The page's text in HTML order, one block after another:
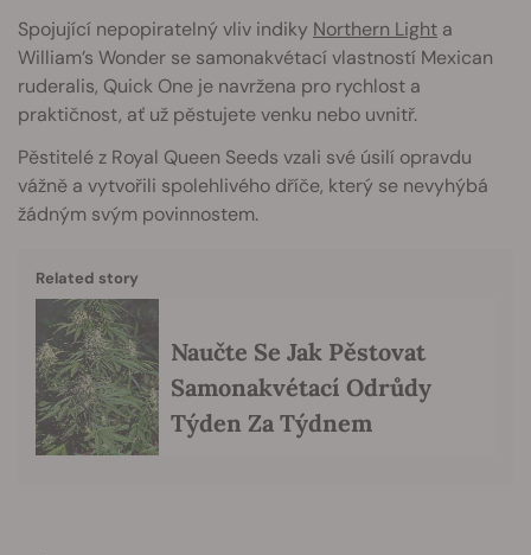
Spojující nepopiratelný vliv indiky Northern Light a
William’s Wonder se samonakvétací vlastností Mexican
ruderalis, Quick One je navržena pro rychlost a
praktičnost, ať už pěstujete venku nebo uvnitř.
Pěstitelé z Royal Queen Seeds vzali své úsilí opravdu
vážně a vytvořili spolehlivého dříče, který se nevyhýbá
žádným svým povinnostem.
Related story
Naučte Se Jak Pěstovat
Samonakvétací Odrůdy
Týden Za Týdnem